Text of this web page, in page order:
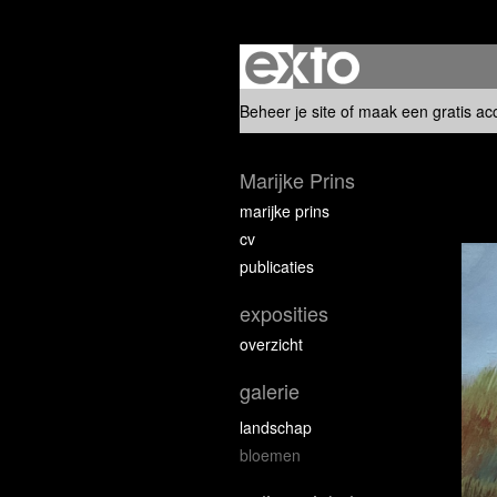
Beheer je site of maak een gratis
Marijke Prins
marijke prins
cv
publicaties
exposities
overzicht
galerie
landschap
bloemen